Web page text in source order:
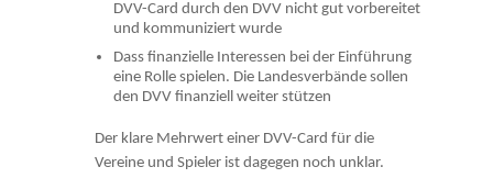
DVV-Card durch den DVV nicht gut vorbereitet
und kommuniziert wurde
Dass finanzielle Interessen bei der Einführung
eine Rolle spielen. Die Landesverbände sollen
den DVV finanziell weiter stützen
Der klare Mehrwert einer DVV-Card für die
Vereine und Spieler ist dagegen noch unklar.